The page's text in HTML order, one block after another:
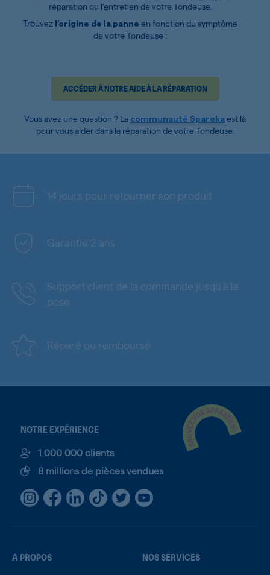
réparation ou l’entretien de votre Tondeuse.
Trouvez l’origine de la panne en fonction du symptôme
de votre Tondeuse :
ACCÉDER À NOTRE AIDE À LA RÉPARATION
Vous avez une question ? La communauté Spareka est là
pour vous aider dans la réparation de votre Tondeuse.
14 jours pour retourner son produit
Garantie 2 ans
Support client de la commande jusqu'à la
pose
Réparé ou remboursé
NOTRE EXPÉRIENCE
1 000 000 clients
8 millions de pièces vendues
A PROPOS NOS SERVICES